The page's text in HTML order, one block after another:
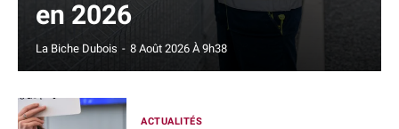
en 2026
La Biche Dubois - 8 Août 2026 À 9h38
ACTUALITÉS